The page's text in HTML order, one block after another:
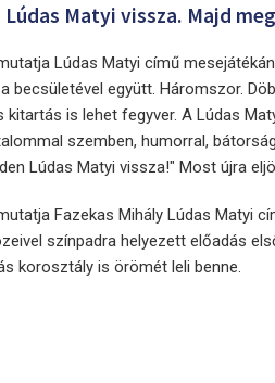
Matyi vissza. Majd
Lúdas Matyi című
becsületével együtt. Háromszor.
is lehet fegyver. A Lúdas
szemben, humorral,
Lúdas Matyi vissza!" Most újra
Fazekas Mihály Lúdas Matyi
színpadra helyezett előadás
korosztály is örömét leli benne.